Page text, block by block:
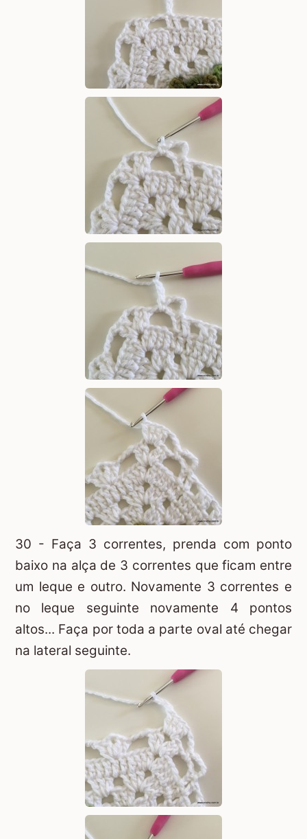
30 - Faça 3 correntes, prenda com ponto
baixo na alça de 3 correntes que ficam entre
um leque e outro. Novamente 3 correntes e
no leque seguinte novamente 4 pontos
altos... Faça por toda a parte oval até chegar
na lateral seguinte.